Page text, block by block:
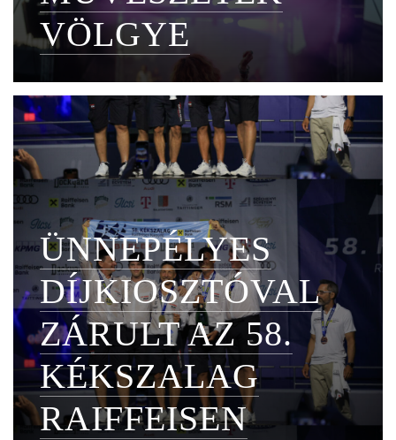
VÖLGYE
ÜNNEPÉLYES
DÍJKIOSZTÓVAL
ZÁRULT AZ 58.
KÉKSZALAG
RAIFFEISEN